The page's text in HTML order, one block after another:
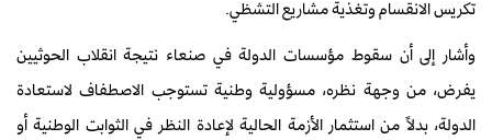
تكريس الانقسام وتغذية مشاريع التشظي.
وأشار إلى أن سقوط مؤسسات الدولة في صنعاء نتيجة انقلاب الحوثيين
يفرض، من وجهة نظره، مسؤولية وطنية تستوجب الاصطفاف لاستعادة
الدولة، بدلاً من استثمار الأزمة الحالية لإعادة النظر في الثوابت الوطنية أو